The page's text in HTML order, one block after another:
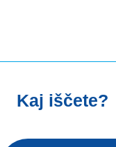
Kaj iščete?